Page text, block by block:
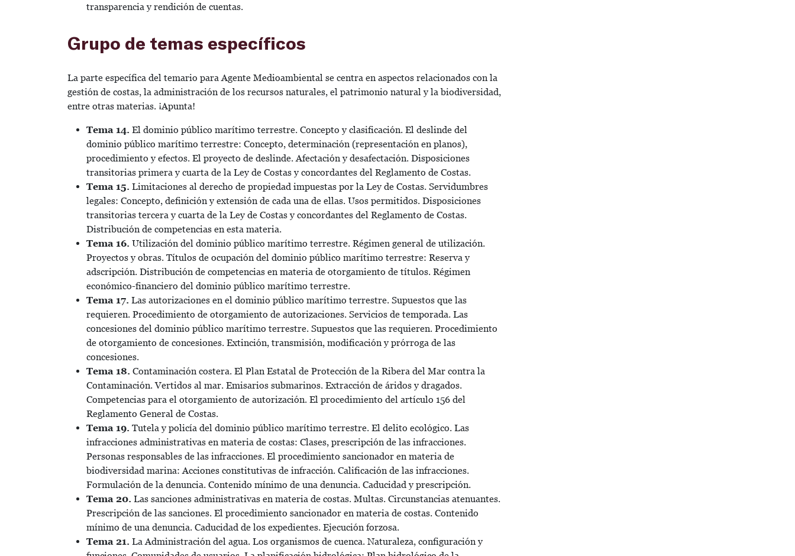
transparencia y rendición de cuentas.
Grupo de temas específicos
La parte específica del temario para Agente Medioambiental se centra en aspectos relacionados con la
gestión de costas, la administración de los recursos naturales, el patrimonio natural y la biodiversidad,
entre otras materias. ¡Apunta!
Tema 14. El dominio público marítimo terrestre. Concepto y clasificación. El deslinde del
dominio público marítimo terrestre: Concepto, determinación (representación en planos),
procedimiento y efectos. El proyecto de deslinde. Afectación y desafectación. Disposiciones
transitorias primera y cuarta de la Ley de Costas y concordantes del Reglamento de Costas.
Tema 15. Limitaciones al derecho de propiedad impuestas por la Ley de Costas. Servidumbres
legales: Concepto, definición y extensión de cada una de ellas. Usos permitidos. Disposiciones
transitorias tercera y cuarta de la Ley de Costas y concordantes del Reglamento de Costas.
Distribución de competencias en esta materia.
Tema 16. Utilización del dominio público marítimo terrestre. Régimen general de utilización.
Proyectos y obras. Títulos de ocupación del dominio público marítimo terrestre: Reserva y
adscripción. Distribución de competencias en materia de otorgamiento de títulos. Régimen
económico-financiero del dominio público marítimo terrestre.
Tema 17. Las autorizaciones en el dominio público marítimo terrestre. Supuestos que las
requieren. Procedimiento de otorgamiento de autorizaciones. Servicios de temporada. Las
concesiones del dominio público marítimo terrestre. Supuestos que las requieren. Procedimiento
de otorgamiento de concesiones. Extinción, transmisión, modificación y prórroga de las
concesiones.
Tema 18. Contaminación costera. El Plan Estatal de Protección de la Ribera del Mar contra la
Contaminación. Vertidos al mar. Emisarios submarinos. Extracción de áridos y dragados.
Competencias para el otorgamiento de autorización. El procedimiento del artículo 156 del
Reglamento General de Costas.
Tema 19. Tutela y policía del dominio público marítimo terrestre. El delito ecológico. Las
infracciones administrativas en materia de costas: Clases, prescripción de las infracciones.
Personas responsables de las infracciones. El procedimiento sancionador en materia de
biodiversidad marina: Acciones constitutivas de infracción. Calificación de las infracciones.
Formulación de la denuncia. Contenido mínimo de una denuncia. Caducidad y prescripción.
Tema 20. Las sanciones administrativas en materia de costas. Multas. Circunstancias atenuantes.
Prescripción de las sanciones. El procedimiento sancionador en materia de costas. Contenido
mínimo de una denuncia. Caducidad de los expedientes. Ejecución forzosa.
Tema 21. La Administración del agua. Los organismos de cuenca. Naturaleza, configuración y